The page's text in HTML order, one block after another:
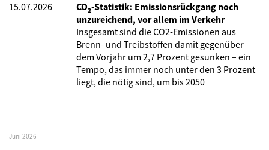
15.07.2026
CO₂-Statistik: Emissionsrückgang noch
unzureichend, vor allem im Verkehr
Insgesamt sind die CO2-Emissionen aus
Brenn- und Treibstoffen damit gegenüber
dem Vorjahr um 2,7 Prozent gesunken – ein
Tempo, das immer noch unter den 3 Prozent
liegt, die nötig sind, um bis 2050
Juni 2026